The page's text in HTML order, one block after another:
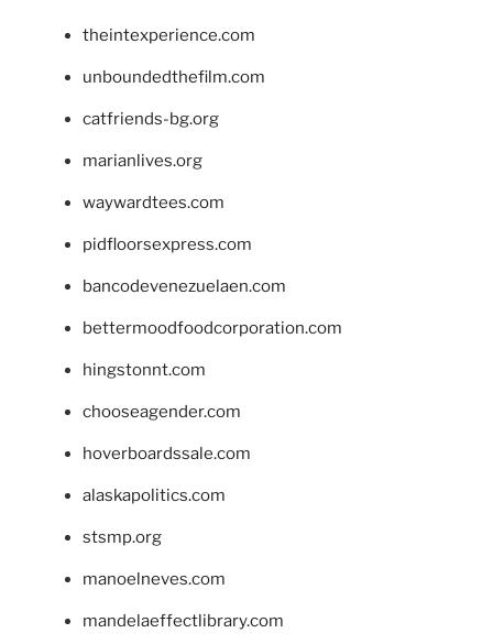
theintexperience.com
unboundedthefilm.com
catfriends-bg.org
marianlives.org
waywardtees.com
pidfloorsexpress.com
bancodevenezuelaen.com
bettermoodfoodcorporation.com
hingstonnt.com
chooseagender.com
hoverboardssale.com
alaskapolitics.com
stsmp.org
manoelneves.com
mandelaeffectlibrary.com